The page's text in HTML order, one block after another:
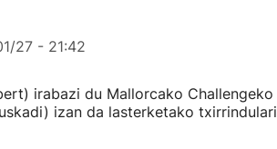
27 - 21:42
irabazi du Mallorcako Challengeko
izan da lasterketako txirrindulari